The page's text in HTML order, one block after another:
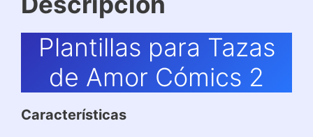
Plantillas para Tazas
de Amor Cómics 2
Características